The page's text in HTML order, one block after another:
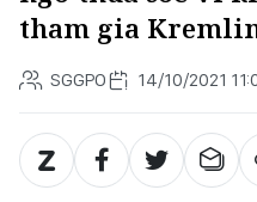
tham gia
SGGPO 14/10/2021